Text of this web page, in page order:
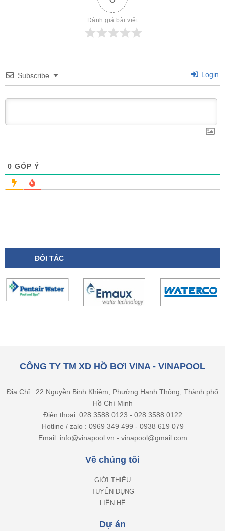
Đánh giá bài viết
Subscribe Login
0 GÓP Ý
ĐỐI TÁC
CÔNG TY TM XD HỒ BƠI VINA - VINAPOOL
Địa Chỉ : 22 Nguyễn Bỉnh Khiêm, Phường Hạnh Thông, Thành phố
Hồ Chí Minh
Điện thoại: 028 3588 0123 - 028 3588 0122
Hotline / zalo : 0969 349 499 - 0938 619 079
Email: info@vinapool.vn - vinapool@gmail.com
Về chúng tôi
GIỚI THIỆU
TUYỂN DỤNG
LIÊN HỆ
Dự án